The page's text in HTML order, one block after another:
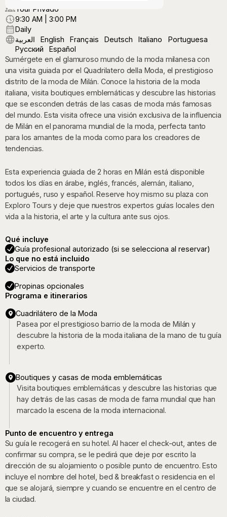
Tour Privado
9:30 AM | 3:00 PM
Daily
العربية
English Français Deutsch Italiano
Portuguesa
Русский
Español
Sumérgete en el glamuroso mundo de la moda milanesa con
una visita guiada por el Quadrilatero della Moda, el prestigioso
distrito de la moda de Milán. Conoce la historia de la moda
italiana, visita boutiques emblemáticas y descubre las historias
que se esconden detrás de las casas de moda más famosas
del mundo. Esta visita ofrece una visión exclusiva de la influencia
de Milán en el panorama mundial de la moda, perfecta tanto
para los amantes de la moda como para los creadores de
tendencias.
Esta experiencia guiada de 2 horas en Milán está disponible
todos los días en árabe, inglés, francés, alemán, italiano,
portugués, ruso y español. Reserve hoy mismo su plaza con
Exploro Tours y deje que nuestros expertos guías locales den
vida a la historia, el arte y la cultura ante sus ojos.
Qué incluye
Guía profesional autorizado (si se selecciona al reservar)
Lo que no está incluido
Servicios de transporte
Propinas opcionales
Programa e itinerarios
Cuadrilátero de la Moda
Pasea por el prestigioso barrio de la moda de Milán y
descubre la historia de la moda italiana de la mano de tu guía
experto.
Boutiques y casas de moda emblemáticas
Visita boutiques emblemáticas y descubre las historias que
hay detrás de las casas de moda de fama mundial que han
marcado la escena de la moda internacional.
Punto de encuentro y entrega
Su guía le recogerá en su hotel. Al hacer el check-out, antes de
confirmar su compra, se le pedirá que deje por escrito la
dirección de su alojamiento o posible punto de encuentro. Esto
incluye el nombre del hotel, bed & breakfast o residencia en el
que se alojará, siempre y cuando se encuentre en el centro de
la ciudad.